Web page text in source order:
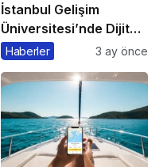
İstanbul Gelişim
Üniversitesi’nde Dijital
Markalaşma 1.0
Haberler 3 ay önce